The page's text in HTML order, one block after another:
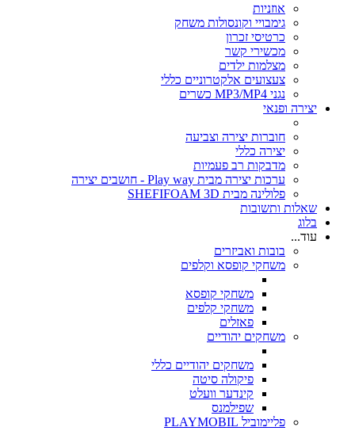
אוזניות
גימבויי וקונסולות משחק
כרטיסי זכרון
מכשירי קשר
מצלמות ילדים
צעצועים אלקטרוניים כללי
נגני MP3/MP4 כשרים
יצירה ופנאי
חוברות יצירה וצביעה
יצירה כללי
מדבקות רב פעמיות
ערכות יצירה מבית Play way - חושבים יצירה
פלולינה מבית SHEFIFOAM 3D
שאלות ותשובות
בלוג
עוד...
בובות ואביזרים
משחקי קופסא וקלפים
משחקי קופסא
משחקי קלפים
פאזלים
משחקים יהודיים
משחקים יהודיים כללי
פיקולה סיטה
קינדער וועלט
שפילמנס
פליימוביל PLAYMOBIL